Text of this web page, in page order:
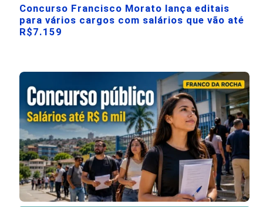
Concurso Francisco Morato lança editais
para vários cargos com salários que vão até
R$7.159